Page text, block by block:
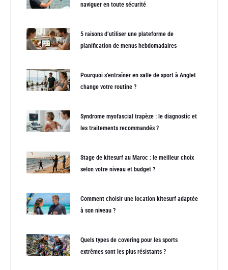
naviguer en toute sécurité
5 raisons d’utiliser une plateforme de
planification de menus hebdomadaires
Pourquoi s’entraîner en salle de sport à Anglet
change votre routine ?
Syndrome myofascial trapèze : le diagnostic et
les traitements recommandés ?
Stage de kitesurf au Maroc : le meilleur choix
selon votre niveau et budget ?
Comment choisir une location kitesurf adaptée
à son niveau ?
Quels types de covering pour les sports
extrêmes sont les plus résistants ?